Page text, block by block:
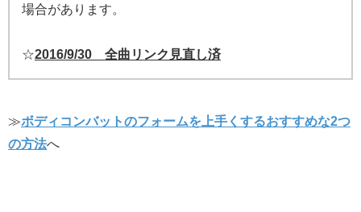
場合があります。
☆2016/9/30 全曲リンク見直し済
≫ボディコンバットのフォームを上手くするおすすめな2つ
の方法へ